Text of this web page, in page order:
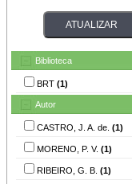
Biblioteca
BRT (1)
Autor
CASTRO, J. A. de. (1)
MORENO, P. V. (1)
RIBEIRO, G. B. (1)